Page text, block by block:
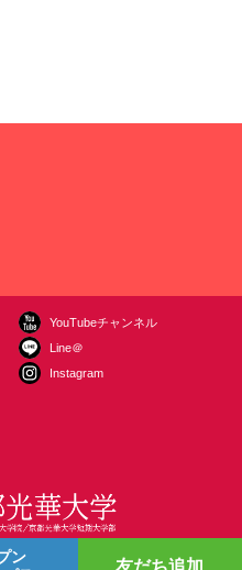
YouTubeチャンネル
Line＠
Instagram
極葛野町38 お問い合わせ
ン
友だち追加